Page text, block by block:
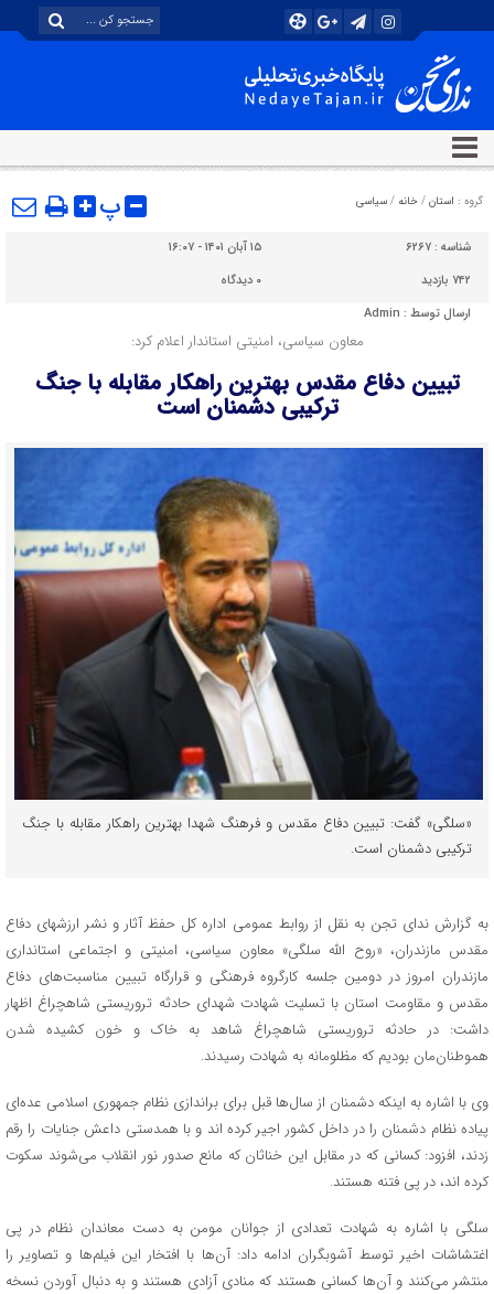
گروه : استان / خانه / سیاسی پ
شناسه : ۶۲۶۷
۱۵ آبان ۱۴۰۱ - ۱۶:۰۷
۷۴۲ بازدید
۰ دیدگاه
ارسال توسط : Admin
معاون سیاسی، امنیتی استاندار اعلام کرد:
تبیین دفاع مقدس بهترین راهکار مقابله با جنگ
ترکیبی دشمنان است
«سلگی» گفت: تبیین دفاع مقدس و فرهنگ شهدا بهترین راهکار مقابله با جنگ
ترکیبی دشمنان است.
به گزارش ندای تجن به نقل از روابط عمومی اداره کل حفظ آثار و نشر ارزشهای دفاع
مقدس مازندران، «روح الله سلگی» معاون سیاسی، امنیتی و اجتماعی استانداری
مازندران امروز در دومین جلسه کارگروه فرهنگی و قرارگاه تبیین مناسبت‌های دفاع
مقدس و مقاومت استان با تسلیت شهادت شهدای حادثه تروریستی شاهچراغ اظهار
داشت: در حادثه تروریستی شاهچراغ شاهد به خاک و خون کشیده شدن
هموطنان‌مان بودیم که مظلومانه به شهادت رسیدند.
وی با اشاره به اینکه دشمنان از سال‌ها قبل برای براندازی نظام جمهوری اسلامی عده‌ای
پیاده نظام دشمنان را در داخل کشور اجیر کرده اند و با همدستی داعش جنایات را رقم
زدند، افزود: کسانی که در مقابل این خناثان که مانع صدور نور انقلاب می‌شوند سکوت
کرده اند، در پی فتنه هستند.
سلگی با اشاره به شهادت تعدادی از جوانان مومن به دست معاندان نظام در پی
اغتشاشات اخیر توسط آشوبگران ادامه داد: آن‌ها با افتخار این فیلم‌ها و تصاویر را
منتشر می‌کنند و آن‌ها کسانی هستند که منادی آزادی هستند و به دنبال آوردن نسخه